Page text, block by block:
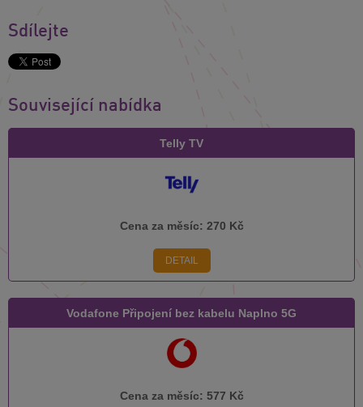
Sdílejte
Související nabídka
Telly TV
Cena za měsíc: 270 Kč
DETAIL
Vodafone Připojení bez kabelu Naplno 5G
Cena za měsíc: 577 Kč